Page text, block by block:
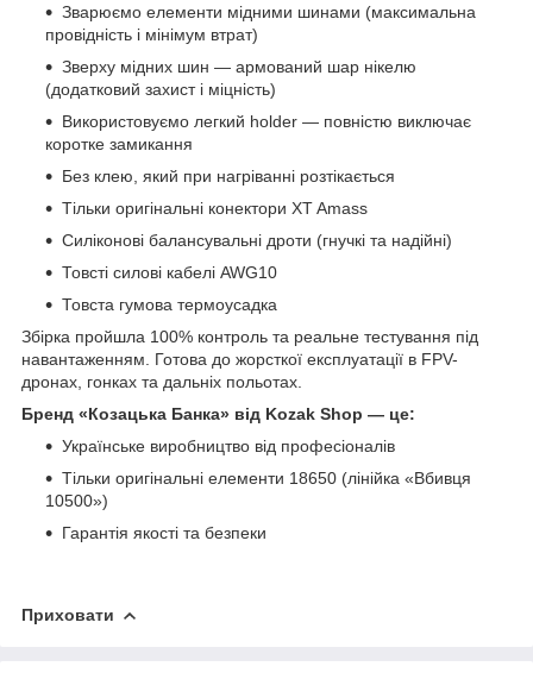
Зварюємо елементи мідними шинами (максимальна
провідність і мінімум втрат)
Зверху мідних шин — армований шар нікелю
(додатковий захист і міцність)
Використовуємо легкий holder — повністю виключає
коротке замикання
Без клею, який при нагріванні розтікається
Тільки оригінальні конектори XT Amass
Силіконові балансувальні дроти (гнучкі та надійні)
Товсті силові кабелі AWG10
Товста гумова термоусадка
Збірка пройшла 100% контроль та реальне тестування під
навантаженням. Готова до жорсткої експлуатації в FPV-
дронах, гонках та дальніх польотах.
Бренд «Козацька Банка» від Kozak Shop — це:
Українське виробництво від професіоналів
Тільки оригінальні елементи 18650 (лінійка «Вбивця
10500»)
Гарантія якості та безпеки
Приховати